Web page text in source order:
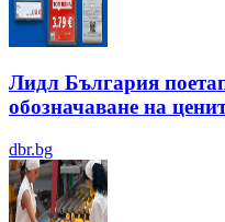
Лидл България
обозначаване на
dbr.bg